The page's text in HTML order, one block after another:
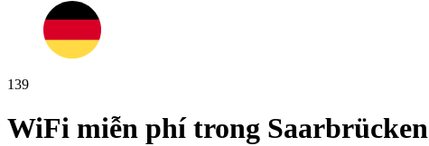
139
WiFi miễn phí trong Saarbrücken